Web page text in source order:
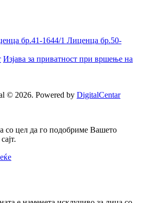
бр.41-1644/1 Лиценца бр.50-
Изјава за приватност при вршење на
© 2026. Powered by DigitalCentar
со цел да го подобриме Вашето